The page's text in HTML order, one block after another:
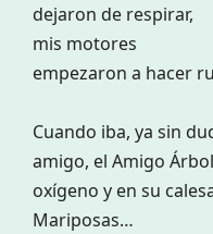
dejaron de respirar,
mis motores
empezaron a hacer
Cuando iba, ya sin
amigo, el Amigo
oxígeno y en su
Mariposas…